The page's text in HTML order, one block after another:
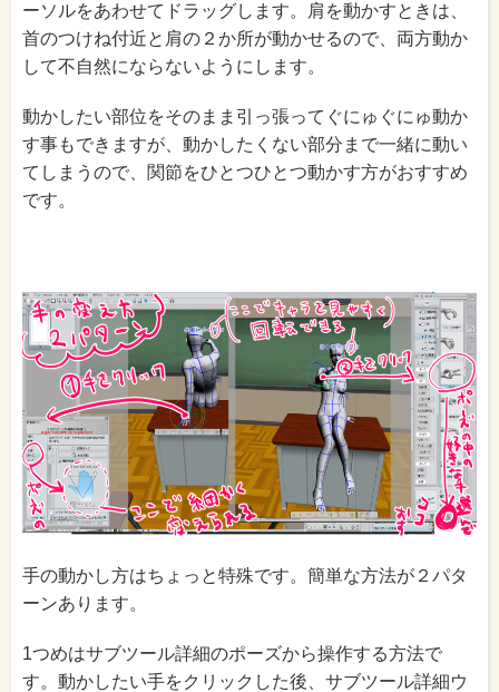
ーソルをあわせてドラッグします。肩を動かすときは、
首のつけね付近と肩の２か所が動かせるので、両方動か
して不自然にならないようにします。
動かしたい部位をそのまま引っ張ってぐにゅぐにゅ動か
す事もできますが、動かしたくない部分まで一緒に動い
てしまうので、関節をひとつひとつ動かす方がおすすめ
です。
手の動かし方はちょっと特殊です。簡単な方法が２パタ
ーンあります。
1つめはサブツール詳細のポーズから操作する方法で
す。動かしたい手をクリックした後、サブツール詳細ウ